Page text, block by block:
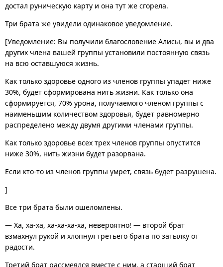
достал руническую карту и она тут же сгорела.
Три брата же увидели одинаковое уведомление.
[Уведомление: Вы получили благословение Алисы, вы и два
других члена вашей группы установили постоянную связь
на всю оставшуюся жизнь.
Как только здоровье одного из членов группы упадет ниже
30%, будет сформирована нить жизни. Как только она
сформируется, 70% урона, получаемого членом группы с
наименьшим количеством здоровья, будет равномерно
распределено между двумя другими членами группы.
Как только здоровье всех трех членов группы опустится
ниже 30%, нить жизни будет разорвана.
Если кто-то из членов группы умрет, связь будет разрушена.
]
Все три брата были ошеломлены.
— Ха, ха-ха, ха-ха-ха-ха, невероятно! — второй брат
взмахнул рукой и хлопнул третьего брата по затылку от
радости.
Третий брат рассмеялся вместе с ним, а старший брат